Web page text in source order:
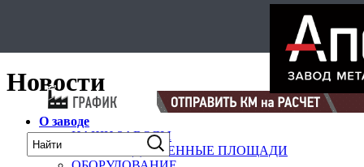
Новости
О заводе
НАШИ ЗАВОДЫ
ПРОИЗВОДСТВЕННЫЕ ПЛОЩАДИ